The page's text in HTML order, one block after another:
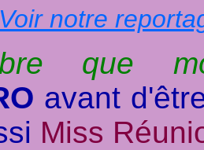
Voir notre
que
avant
Miss